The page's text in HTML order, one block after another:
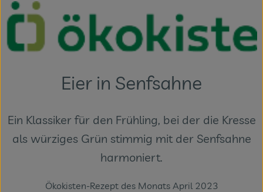
Themenwelten
Obst & Gemüse
Vorratskammer
Naturdrogerie
Getränke
Das Konzept
Eier in Senfsahne
Ein Klassiker für den Frühling, bei der die Kresse
als würziges Grün stimmig mit der Senfsahne
harmoniert.
Ökokisten-Rezept des Monats April 2023